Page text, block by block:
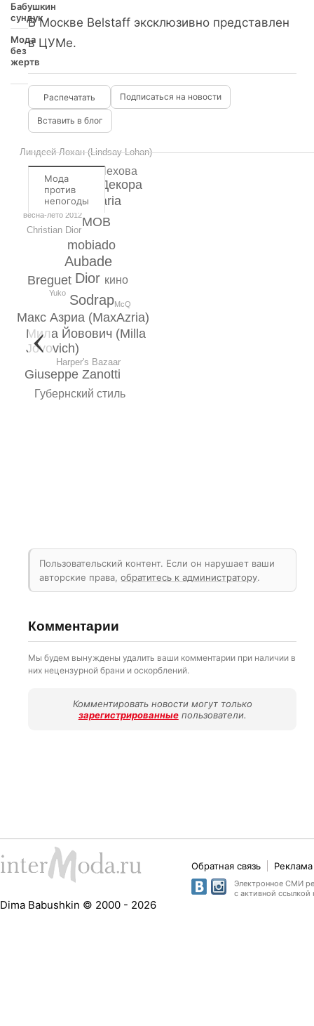
Бабушкин
сундук
Мода
без
жертв
Dior
Aubade
Sodrap
mobiado
Макс Азриа (MaxAzria)
MOB
Мила Йовович (Milla
Jovovich)
Breguet
Luisa Beccaria
Неделя Декора
Giuseppe Zanotti
кино
Губернский стиль
Анфиса Чехова
Harper's Bazaar
Christian Dior
Линдсей Лохан (Lindsay Lohan)
весна-лето 2012
McQ
Yuko
В Москве Belstaff эксклюзивно представлен
в ЦУМе.
Подписаться на новости
Вставить в блог
Мода
против
непогоды
Пользовательский контент. Если он нарушает ваши
авторские права,обратитесь к администратору.
Комментарии
Мы будем вынуждены удалить ваши комментарии при наличии в
них нецензурной брани и оскорблений.
Комментировать новости могут только
зарегистрированныепользователи.
Dima Babushkin © 2000 - 2026
Обратная связь
Электронное СМИ
с активной ссылкой